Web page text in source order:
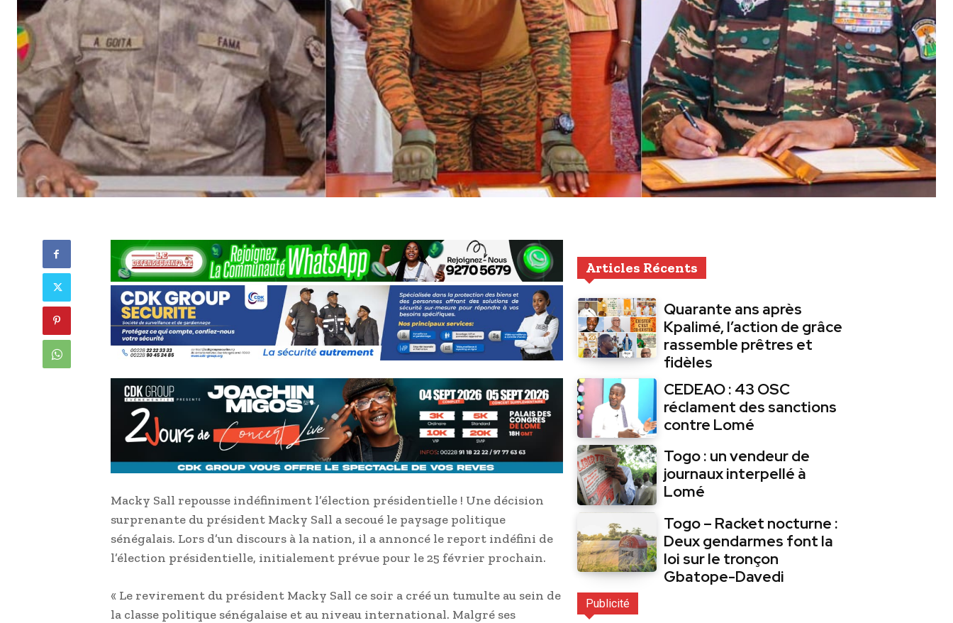
Macky Sall repousse indéfiniment l’élection présidentielle ! Une décision
surprenante du président Macky Sall a secoué le paysage politique
sénégalais. Lors d’un discours à la nation, il a annoncé le report indéfini de
l’élection présidentielle, initialement prévue pour le 25 février prochain.
« Le revirement du président Macky Sall ce soir a créé un tumulte au sein de
la classe politique sénégalaise et au niveau international. Malgré ses
Articles Récents
Quarante ans après
Kpalimé, l’action de grâce
rassemble prêtres et
fidèles
CEDEAO : 43 OSC
réclament des sanctions
contre Lomé
Togo : un vendeur de
journaux interpellé à
Lomé
Togo – Racket nocturne :
Deux gendarmes font la
loi sur le tronçon
Gbatope-Davedi
Publicité